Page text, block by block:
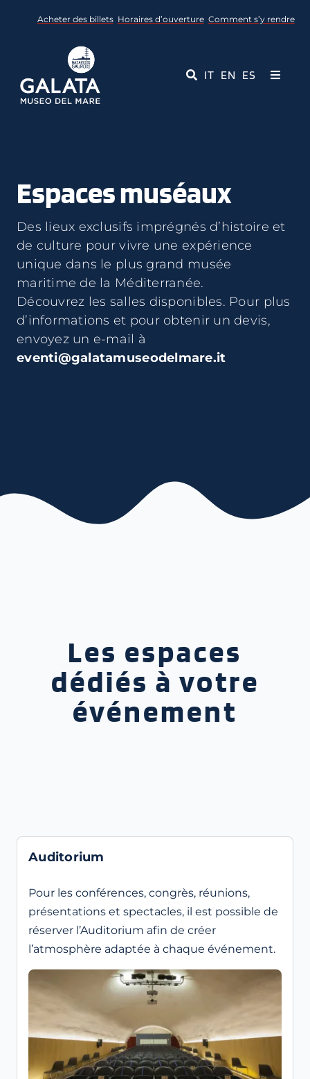
Acheter des billets Horaires d’ouverture Comment s’y rendre
IT EN ES
Toggle
Services éducatifs
Médias
Contact
Espaces muséaux
Des lieux exclusifs imprégnés d’histoire et
de culture pour vivre une expérience
unique dans le plus grand musée
maritime de la Méditerranée.
Découvrez les salles disponibles. Pour plus
d’informations et pour obtenir un devis,
envoyez un e-mail à
eventi@galatamuseodelmare.it
Les espaces
dédiés à votre
événement
Auditorium
Pour les conférences, congrès, réunions,
présentations et spectacles, il est possible de
réserver l’Auditorium afin de créer
l’atmosphère adaptée à chaque événement.